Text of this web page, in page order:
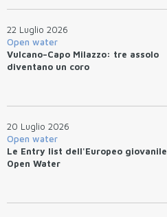
22 Luglio 2026
Open water
Vulcano–Capo Milazzo: tre assolo
diventano un coro
20 Luglio 2026
Open water
Le Entry list dell'Europeo giovanile
Open Water